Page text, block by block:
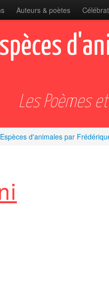
Auteurs & poètes
Les Poèmes
Espèces d'animales par